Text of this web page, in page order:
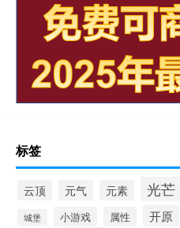
标签
云顶 元气 元素 光芒
城堡 小游戏 属性 开原